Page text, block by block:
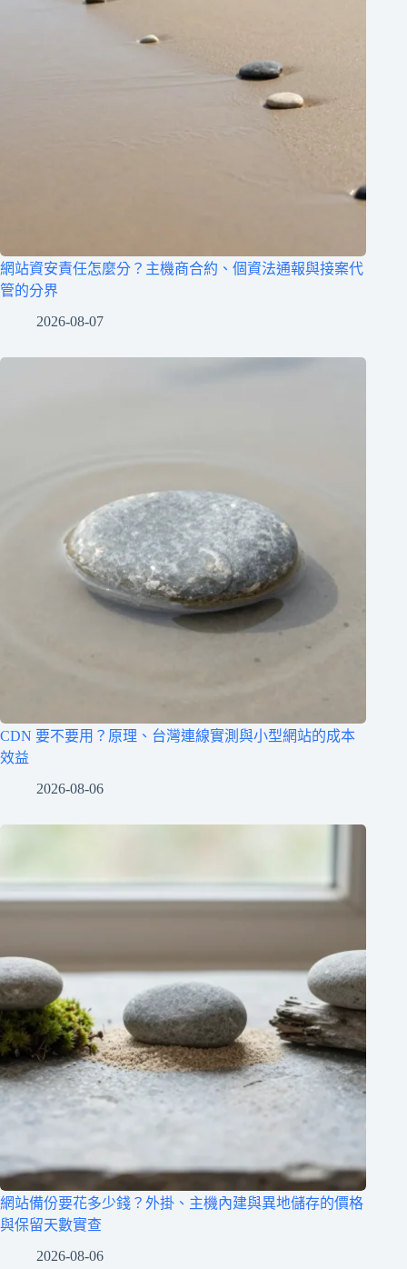
網站資安責任怎麼分？主機商合約、個資法通報與接案代
管的分界
2026-08-07
CDN 要不要用？原理、台灣連線實測與小型網站的成本
效益
2026-08-06
網站備份要花多少錢？外掛、主機內建與異地儲存的價格
與保留天數實查
2026-08-06